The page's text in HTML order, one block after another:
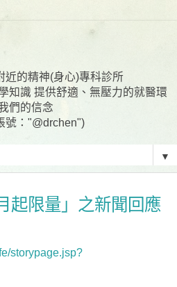
近的精神(身心)專科診所
知識 提供舒適、無壓力的就醫環
們的信念
號："@drchen")
▼
起限量」之新聞回應
storypage.jsp?